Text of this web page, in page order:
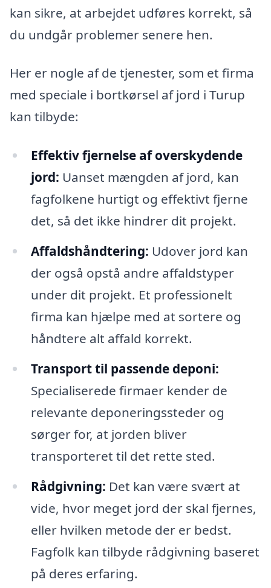
kan sikre, at arbejdet udføres korrekt, så
du undgår problemer senere hen.
Her er nogle af de tjenester, som et firma
med speciale i bortkørsel af jord i Turup
kan tilbyde:
Effektiv fjernelse af overskydende
jord: Uanset mængden af jord, kan
fagfolkene hurtigt og effektivt fjerne
det, så det ikke hindrer dit projekt.
Affaldshåndtering: Udover jord kan
der også opstå andre affaldstyper
under dit projekt. Et professionelt
firma kan hjælpe med at sortere og
håndtere alt affald korrekt.
Transport til passende deponi:
Specialiserede firmaer kender de
relevante deponeringssteder og
sørger for, at jorden bliver
transporteret til det rette sted.
Rådgivning: Det kan være svært at
vide, hvor meget jord der skal fjernes,
eller hvilken metode der er bedst.
Fagfolk kan tilbyde rådgivning baseret
på deres erfaring.